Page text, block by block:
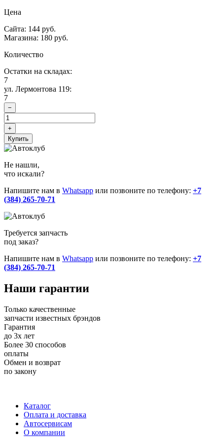
Цена
Сайта: 144 руб.
Магазина: 180 руб.
Количество
Остатки на складах:
7
ул. Лермонтова 119:
7
−
+
Купить
Не нашли,
что искали?
Напишите нам в Whatsapp или позвоните по телефону: +7
(384) 265-70-71
Требуется запчасть
под заказ?
Напишите нам в Whatsapp или позвоните по телефону: +7
(384) 265-70-71
Наши гарантии
Только качественные
запчасти известных брэндов
Гарантия
до 3х лет
Более 30 способов
оплаты
Обмен и возврат
по закону
Каталог
Оплата и доставка
Автосервисам
О компании